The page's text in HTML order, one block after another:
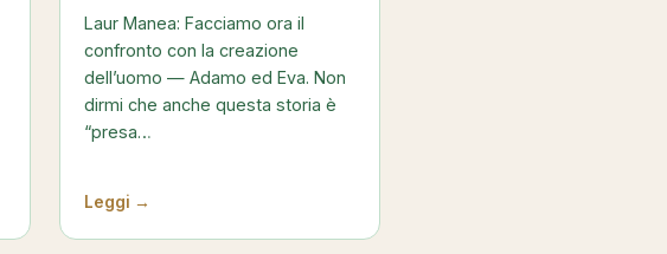
Laur Manea: Facciamo ora il
confronto con la creazione
dell’uomo — Adamo ed Eva. Non
dirmi che anche questa storia è
“presa…
Leggi →